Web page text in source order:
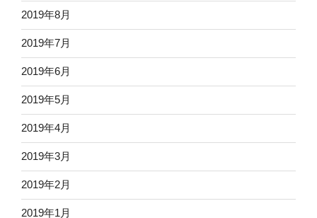
2019年8月
2019年7月
2019年6月
2019年5月
2019年4月
2019年3月
2019年2月
2019年1月